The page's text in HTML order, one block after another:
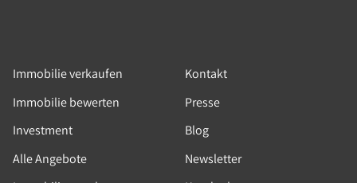
Weiterlesen
Immobilie verkaufen
Immobilie bewerten
Investment
Alle Angebote
Kontakt
Presse
Blog
Newsletter